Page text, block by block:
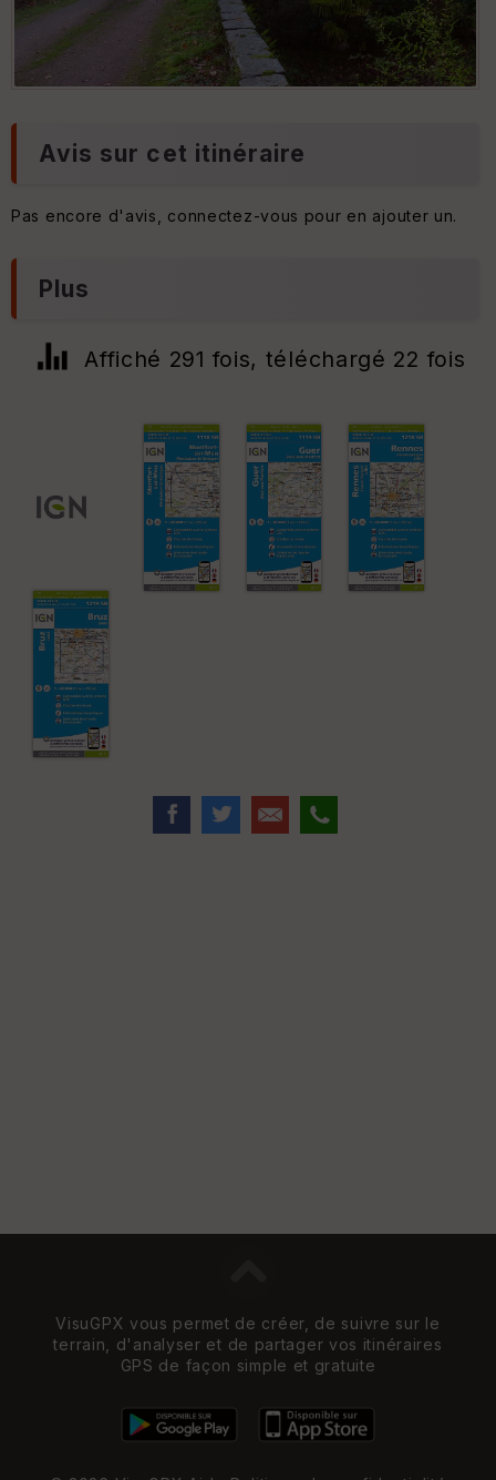
Avis sur cet itinéraire
Pas encore d'avis, connectez-vous pour en ajouter un.
Plus
Affiché 291 fois, téléchargé 22 fois
VisuGPX vous permet de créer, de suivre sur le
terrain, d'analyser et de partager vos itinéraires
GPS de façon simple et gratuite